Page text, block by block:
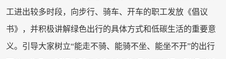
工进出较多时段，向步行、骑车、开车的职工发放《倡议
书》，并积极讲解绿色出行的具体方式和低碳生活的重要意
义。引导大家树立“能走不骑、能骑不坐、能坐不开”的出行